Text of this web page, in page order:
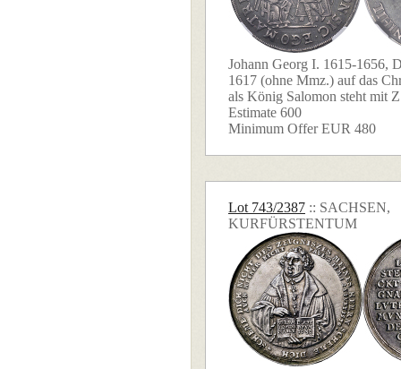
Johann Georg I. 1615-1656,
1617 (ohne Mmz.) auf das
als König Salomon steht mit
Estimate 600
Minimum Offer EUR 480
Lot 743/2387 :: SACHSEN,
KURFÜRSTENTUM